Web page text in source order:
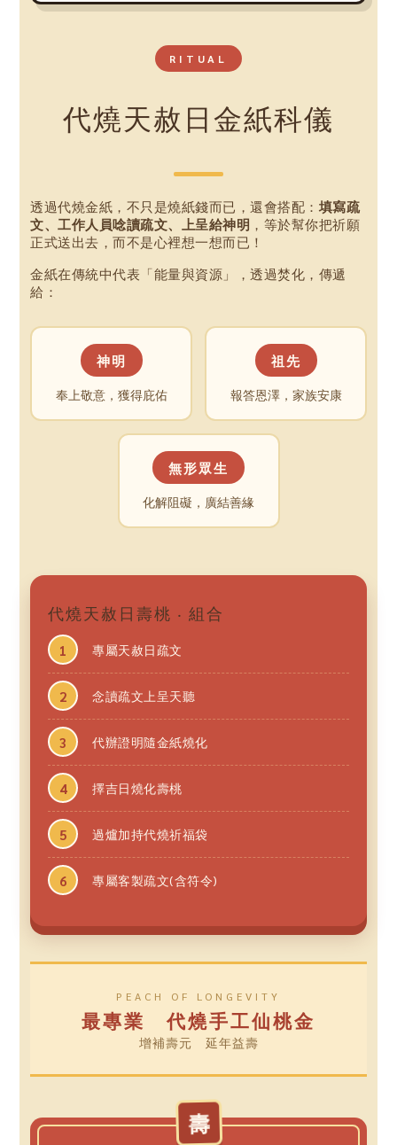
RITUAL
代燒天赦日金紙科儀
透過代燒金紙，不只是燒紙錢而已，還會搭配： 填寫疏
文、工作人員唸讀疏文、上呈給神明 ，等於幫你把祈願
正式送出去，而不是心裡想一想而已！
金紙在傳統中代表「能量與資源」，透過焚化，傳遞
給：
神明
奉上敬意，獲得庇佑
祖先
報答恩澤，家族安康
無形眾生
化解阻礙，廣結善緣
代燒天赦日壽桃 ‧ 組合
專屬天赦日疏文
念讀疏文上呈天聽
代辦證明隨金紙燒化
擇吉日燒化壽桃
過爐加持代燒祈福袋
專屬客製疏文(含符令)
PEACH OF LONGEVITY
最專業 代燒手工仙桃金
增補壽元 延年益壽
壽